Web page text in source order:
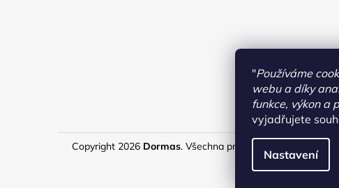
"Používáme
webu a díky
funkce, výkon a
vyjadřujete
Nastavení
Copyright 2026 Dormas. Všechna práva vyhrazena.